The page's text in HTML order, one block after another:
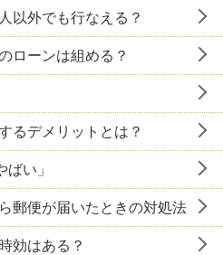
以外でも行なえる？
ローンは組める？
るデメリットとは？
い」
郵便が届いたときの対処法
効はある？